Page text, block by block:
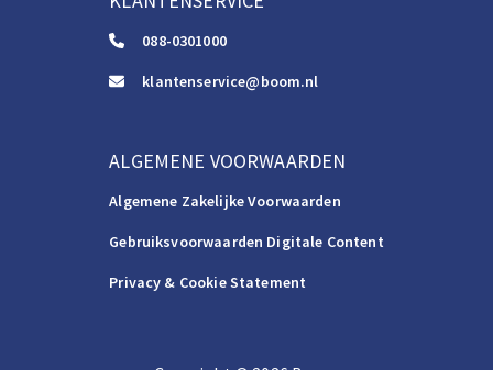
088-0301000
klantenservice@boom.nl
ALGEMENE VOORWAARDEN
Algemene Zakelijke Voorwaarden
Gebruiksvoorwaarden Digitale Content
Privacy & Cookie Statement